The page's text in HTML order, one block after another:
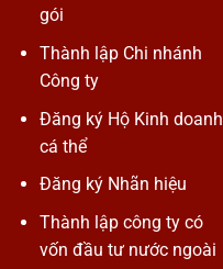
gói
Thành lập Chi nhánh
Công ty
Đăng ký Hộ Kinh doanh
cá thể
Đăng ký Nhãn hiệu
Thành lập công ty có
vốn đầu tư nước ngoài